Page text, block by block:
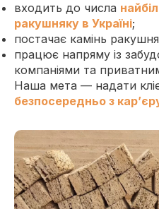
входить до числа
ракушняку в Україні;
постачає камінь
працює напряму із
компаніями та
Наша мета — надати
безпосередньо з